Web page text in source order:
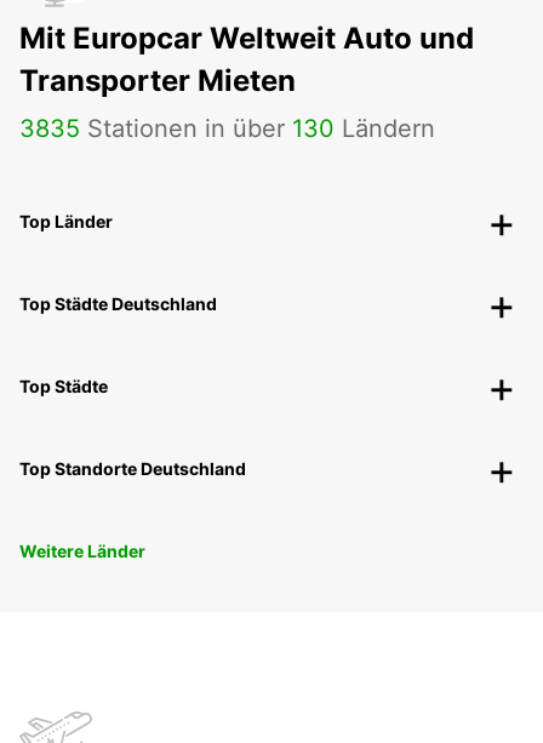
Mit Europcar Weltweit Auto und
Transporter Mieten
3835 Stationen in über 130 Ländern
Top Länder
Top Städte Deutschland
Top Städte
Top Standorte Deutschland
Weitere Länder